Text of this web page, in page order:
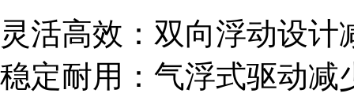
灵活高效：双向浮动设
稳定耐用：气浮式驱动减